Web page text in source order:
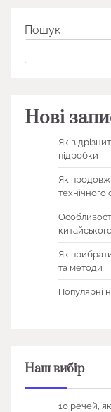
Пошук
Нові
Як
підробки
Як
технічного
Як
та методи
Популярні
Наш вибір
10 речей,